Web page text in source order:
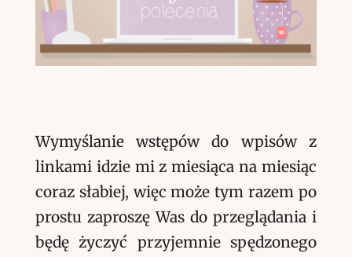
Wymyślanie wstępów do wpisów z
linkami idzie mi z miesiąca na miesiąc
coraz słabiej, więc może tym razem po
prostu zaproszę Was do przeglądania i
będę życzyć przyjemnie spędzonego